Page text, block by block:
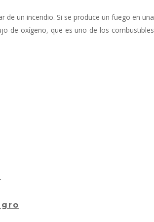
de un incendio. Si se produce un fuego en una
de oxígeno, que es uno de los combustibles